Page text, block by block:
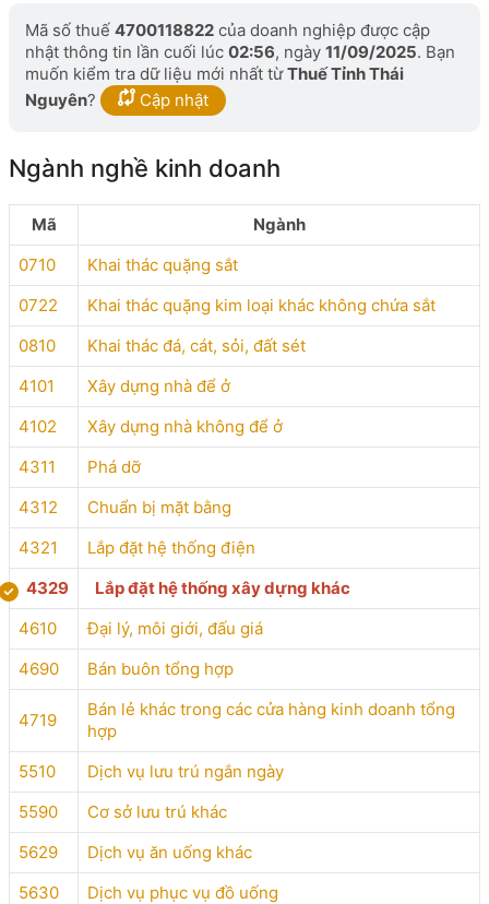
Mã số thuế 4700118822 của doanh nghiệp được cập
nhật thông tin lần cuối lúc 02:56, ngày 11/09/2025. Bạn
muốn kiểm tra dữ liệu mới nhất từThuế Tỉnh Thái
Nguyên? Cập nhật
Ngành nghề kinh doanh
Mã
Ngành
0710
Khai thác quặng sắt
0722
Khai thác quặng kim loại khác không chứa sắt
0810
Khai thác đá, cát, sỏi, đất sét
4101
Xây dựng nhà để ở
4102
Xây dựng nhà không để ở
4311
Phá dỡ
4312
Chuẩn bị mặt bằng
4321
Lắp đặt hệ thống điện
4329
Lắp đặt hệ thống xây dựng khác
4610
Đại lý, môi giới, đấu giá
4690
Bán buôn tổng hợp
4719
Bán lẻ khác trong các cửa hàng kinh doanh tổng
hợp
5510
Dịch vụ lưu trú ngắn ngày
5590
Cơ sở lưu trú khác
5629
Dịch vụ ăn uống khác
5630
Dịch vụ phục vụ đồ uống